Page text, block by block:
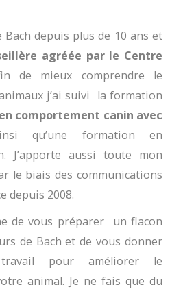
Bach depuis plus de 10 ans et
agréée par le Centre
de mieux comprendre le
j’ai suivi la formation
comportement canin avec
qu’une formation en
J’apporte aussi toute mon
le biais des communications
depuis 2008.
de vous préparer un flacon
de Bach et de vous donner
pour améliorer le
animal. Je ne fais que du